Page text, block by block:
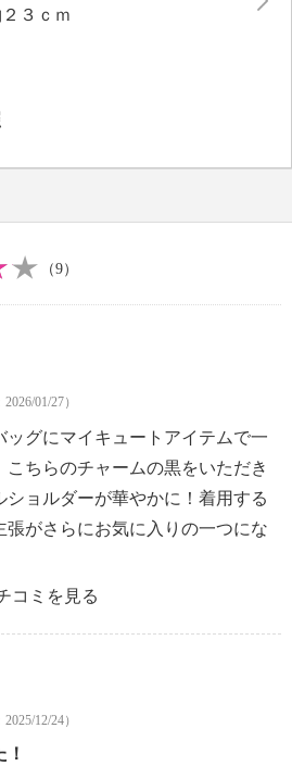
３ｃｍ
かない場所で保管する。
を剥がしてから使用する。
（9）
01/27）
ッグにマイキュートアイテムで一
ちらのチャームの黒をいただき
ショルダーが華やかに！着用する
張がさらにお気に入りの一つにな
コミを見る
12/24）